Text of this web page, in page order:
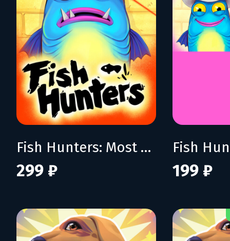
Fish Hunters: Most Lethal Fishing Simulator
299 ₽ 199 ₽